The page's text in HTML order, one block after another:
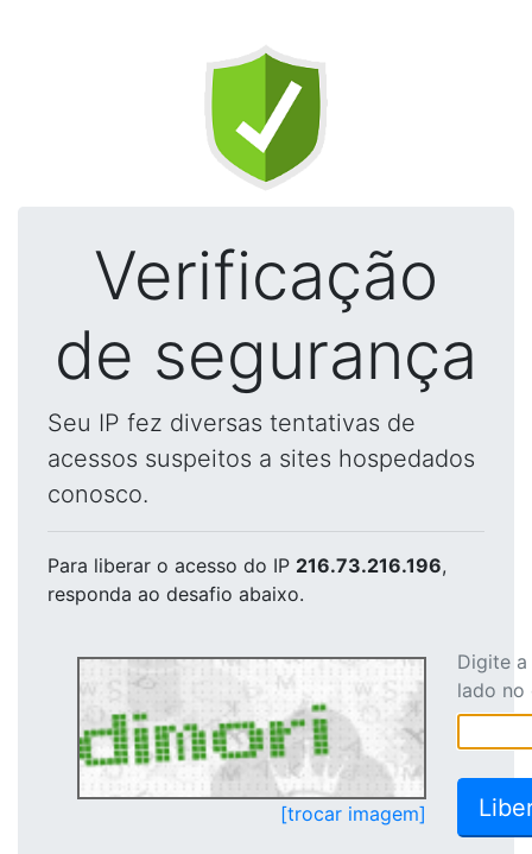
Verificação
de segurança
Seu IP fez diversas tentativas de
acessos suspeitos a sites hospedados
conosco.
Para liberar o acesso do IP 216.73.216.196,
responda ao desafio abaixo.
[trocar imagem]
Digite
lado no